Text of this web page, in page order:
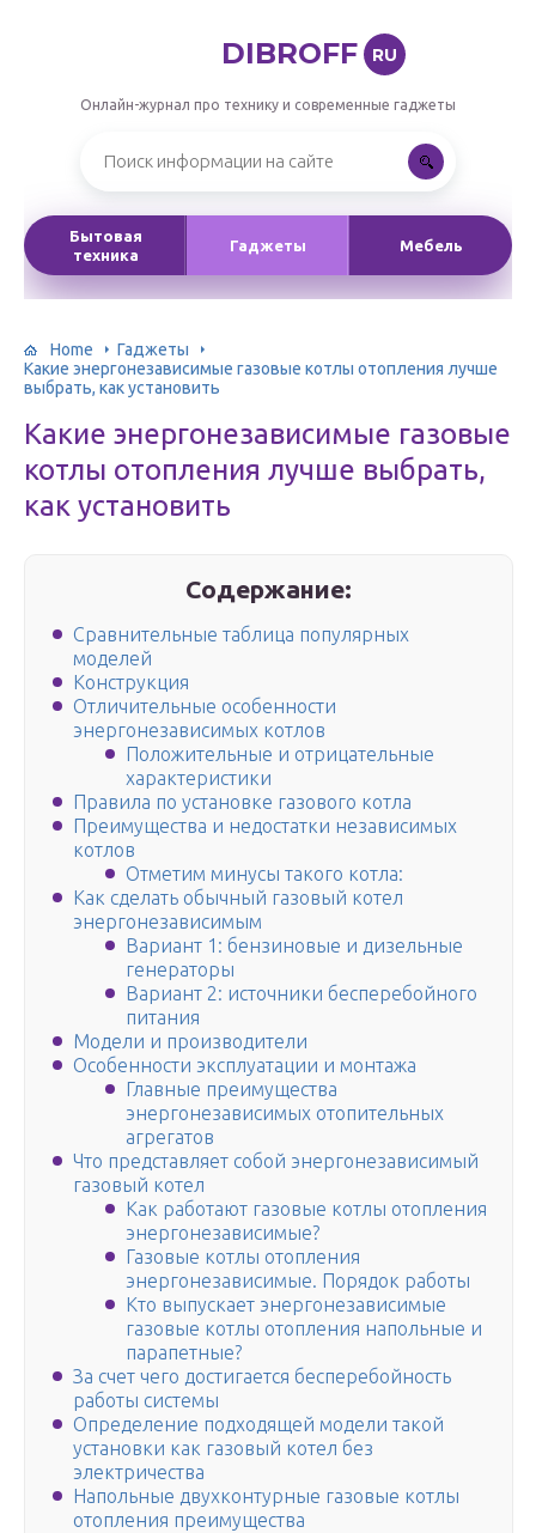
DIBROFF RU
Онлайн-журнал про технику и современные гаджеты
Бытовая
техника
Гаджеты Мебель
Home
Гаджеты
Какие энергонезависимые газовые котлы отопления лучше
выбрать, как установить
Какие энергонезависимые газовые
котлы отопления лучше выбрать,
как установить
Содержание:
Сравнительные таблица популярных
моделей
Конструкция
Отличительные особенности
энергонезависимых котлов
Положительные и отрицательные
характеристики
Правила по установке газового котла
Преимущества и недостатки независимых
котлов
Отметим минусы такого котла:
Как сделать обычный газовый котел
энергонезависимым
Вариант 1: бензиновые и дизельные
генераторы
Вариант 2: источники бесперебойного
питания
Модели и производители
Особенности эксплуатации и монтажа
Главные преимущества
энергонезависимых отопительных
агрегатов
Что представляет собой энергонезависимый
газовый котел
Как работают газовые котлы отопления
энергонезависимые?
Газовые котлы отопления
энергонезависимые. Порядок работы
Кто выпускает энергонезависимые
газовые котлы отопления напольные и
парапетные?
За счет чего достигается бесперебойность
работы системы
Определение подходящей модели такой
установки как газовый котел без
электричества
Напольные двухконтурные газовые котлы
отопления преимущества